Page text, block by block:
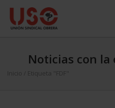
Noticias con la
Inicio Etiqueta "FDF"